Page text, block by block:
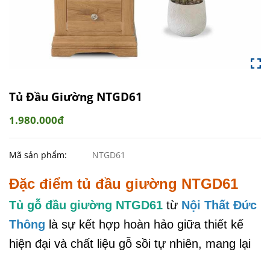
Tủ Đầu Giường NTGD61
1.980.000đ
Mã sản phẩm: NTGD61
Đặc điểm tủ đầu giường NTGD61
Tủ gỗ đầu giường NTGD61 từ Nội Thất Đức
Thông là sự kết hợp hoàn hảo giữa thiết kế
hiện đại và chất liệu gỗ sồi tự nhiên, mang lại